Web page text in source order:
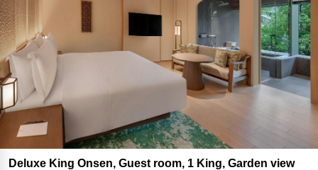
Deluxe King Onsen, Guest room, 1 King, Garden view